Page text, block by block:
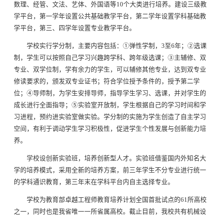
数理、经管、文法、艺体、外国语等10个大类进行培养。建设三级教
学平台，第一学年设置公共基础教学平台，第二学年设置学科基础教
学平台，第三、四学年设置专业教学平台。
学校实行学分制，主要内容包括：①弹性学制，3至6年；②选课
制，学生可以按照自己学习兴趣跨学科、跨年级选课；③主辅修、双
专业、双学位制，学有余力的学生，可以辅修其他专业，达到双专业
修读要求的，颁发双专业证书；符合学位授予条件的，授予第二学
位；④导师制，为学生安排导师，指导学生学习、选课，并对学生的
成长进行全面指导；⑤实验室开放制，学生根据自己的学习时间和学
习进程，预约进实验室做实验。学分制的实施为学生创造了自主学习
空间，有利于调动学生学习积极性，促进学生个性发展与创新能力培
养。
学校设创新实验班，培养创新型人才。实验班借鉴国内外知名大
学的培养模式，采用全新的培养方案，前三年学生不分专业进行统一
的学科通识教育，第三年末在学科平台内自主选择专业。
学校为教育部卓越工程师教育培养计划全国首批试点的61所高校
之一，同时也是我省唯一一所省属高校。截止目前，我校共有机械设